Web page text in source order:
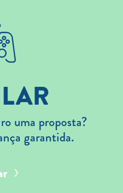
uma proposta?
garantida.